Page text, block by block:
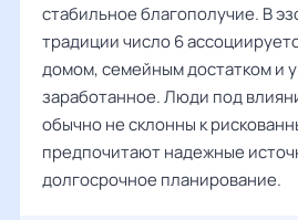
стабильное благополучие. В
традиции число 6
домом, семейным достатком и
заработанное. Люди под
обычно не склонны к
предпочитают надежные
долгосрочное планирование.